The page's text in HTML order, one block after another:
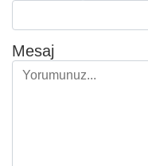
Mesaj